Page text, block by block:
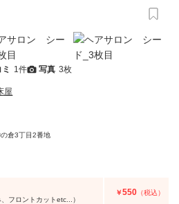
1件 写真 3枚
屋
倉3丁目2番地
フロントカットetc...）
￥550 （税込）